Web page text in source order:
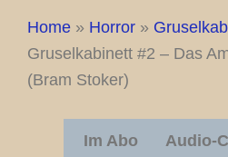
Home » Horror »
Gruselkabinett #2 – Das
(Bram Stoker)
Im Abo Audio-